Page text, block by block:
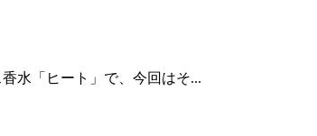
水「ヒート」で、今回はそ...